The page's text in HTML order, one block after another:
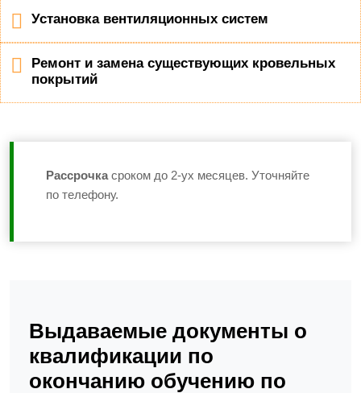
Установка вентиляционных систем
Ремонт и замена существующих кровельных
покрытий
Рассрочка сроком до 2-ух месяцев. Уточняйте
по телефону.
Выдаваемые документы о
квалификации по
окончанию обучению по